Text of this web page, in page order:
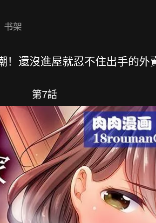
书架
！還沒進屋就忍不住出手的外
第7話